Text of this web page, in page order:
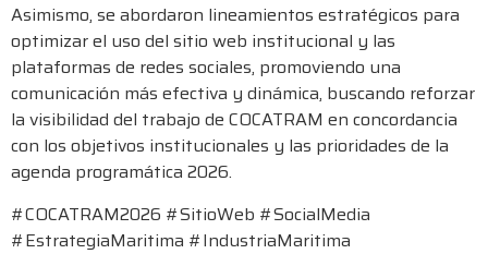
Asimismo, se abordaron lineamientos estratégicos para
optimizar el uso del sitio web institucional y las
plataformas de redes sociales, promoviendo una
comunicación más efectiva y dinámica, buscando reforzar
la visibilidad del trabajo de COCATRAM en concordancia
con los objetivos institucionales y las prioridades de la
agenda programática 2026.
#COCATRAM2026 #SitioWeb #SocialMedia
#EstrategiaMaritima #IndustriaMaritima